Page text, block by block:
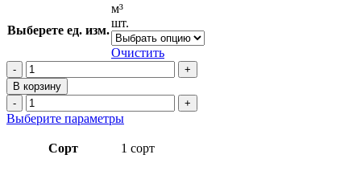
300₽
–
17
500₽
Выберете ед. изм.
м³
шт.
Очистить
Количество
товара
Брус
обрезной
150х200х6000
сосны
В корзину
Количество
товара
Брус
обрезной
150х200х6000
Выберите параметрыЭтот
имеет
Сорт 1 сорт